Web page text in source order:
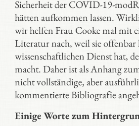
Sicherheit der COVID-19-
hätten aufkommen lassen.
wir helfen Frau Cooke mal mit
Literatur nach, weil sie offenbar
wissenschaftlichen Dienst hat,
macht. Daher ist als Anhang
nicht vollständige, aber
kommentierte Bibliografie
EinigeWorte zum